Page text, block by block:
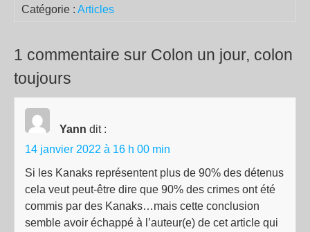
Catégorie : Articles
1 commentaire sur Colon un jour, colon
toujours
Yann dit :
14 janvier 2022 à 16 h 00 min
Si les Kanaks représentent plus de 90% des détenus
cela veut peut-être dire que 90% des crimes ont été
commis par des Kanaks…mais cette conclusion
semble avoir échappé à l’auteur(e) de cet article qui